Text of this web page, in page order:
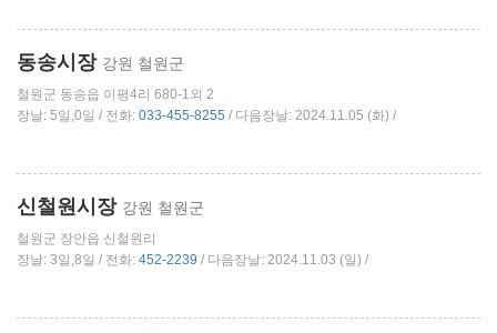
동송시장 강원 철원군
철원군 동송읍 이평4리 680-1외 2
장날: 5일,0일 / 전화: 033-455-8255 / 다음장날: 2024.11.05 (화) /
신철원시장 강원 철원군
철원군 장안읍 신철원리
장날: 3일,8일 / 전화: 452-2239 / 다음장날: 2024.11.03 (일) /